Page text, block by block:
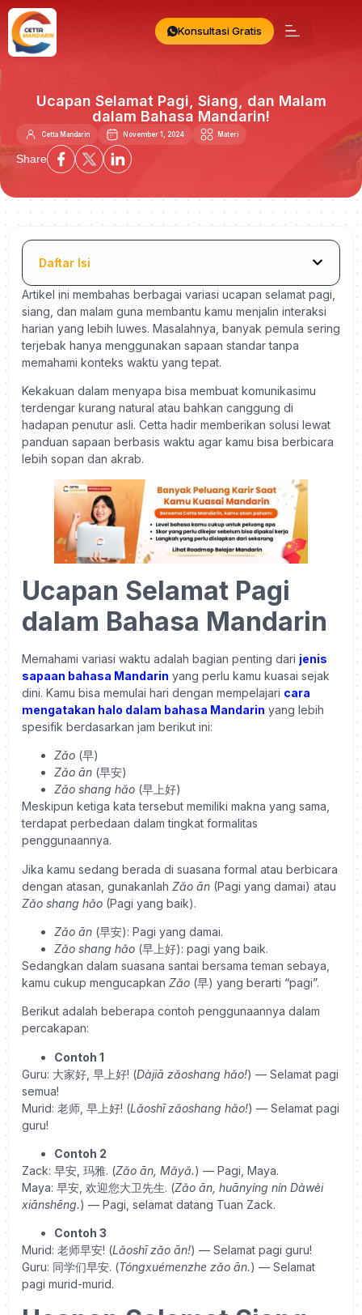
Konsultasi Gratis
Ucapan Selamat Pagi, Siang, dan Malam
dalam Bahasa Mandarin!
Cetta Mandarin November 1, 2024 Materi
Share
Daftar Isi
Artikel ini membahas berbagai variasi ucapan selamat pagi,
siang, dan malam guna membantu kamu menjalin interaksi
harian yang lebih luwes. Masalahnya, banyak pemula sering
terjebak hanya menggunakan sapaan standar tanpa
memahami konteks waktu yang tepat.
Kekakuan dalam menyapa bisa membuat komunikasimu
terdengar kurang natural atau bahkan canggung di
hadapan penutur asli. Cetta hadir memberikan solusi lewat
panduan sapaan berbasis waktu agar kamu bisa berbicara
lebih sopan dan akrab.
Ucapan Selamat Pagi
dalam Bahasa Mandarin
Memahami variasi waktu adalah bagian penting dari jenis
sapaan bahasa Mandarin yang perlu kamu kuasai sejak
dini. Kamu bisa memulai hari dengan mempelajari cara
mengatakan halo dalam bahasa Mandarin yang lebih
spesifik berdasarkan jam berikut ini:
Zǎo (早)
Zǎo ān (早安)
Zǎo shang hǎo (早上好)
Meskipun ketiga kata tersebut memiliki makna yang sama,
terdapat perbedaan dalam tingkat formalitas
penggunaannya.
Jika kamu sedang berada di suasana formal atau berbicara
dengan atasan, gunakanlah Zǎo ān (Pagi yang damai) atau
Zǎo shang hǎo (Pagi yang baik).
Zǎo ān (早安): Pagi yang damai.
Zǎo shang hǎo (早上好): pagi yang baik.
Sedangkan dalam suasana santai bersama teman sebaya,
kamu cukup mengucapkan Zǎo (早) yang berarti “pagi”.
Berikut adalah beberapa contoh penggunaannya dalam
percakapan:
Contoh 1
Guru: 大家好, 早上好! (Dàjiā zǎoshang hǎo!) — Selamat pagi
semua!
Murid: 老师, 早上好! (Lǎoshī zǎoshang hǎo!) — Selamat pagi
guru!
Contoh 2
Zack: 早安, 玛雅. (Zǎo ān, Mǎyǎ.) — Pagi, Maya.
Maya: 早安, 欢迎您大卫先生. (Zǎo ān, huānyíng nín Dàwèi
xiānshēng.) — Pagi, selamat datang Tuan Zack.
Contoh 3
Murid: 老师早安! (Lǎoshī zǎo ān!) — Selamat pagi guru!
Guru: 同学们早安. (Tóngxuémenzhe zǎo ān.) — Selamat
pagi murid-murid.